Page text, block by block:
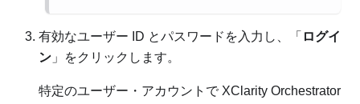
有効なユーザー ID とパスワードを入力し、「 ログイ
ン 」をクリックします。
特定のユーザー・アカウントで XClarity Orchestrator